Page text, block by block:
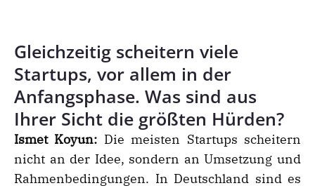
Gleichzeitig scheitern viele
Startups, vor allem in der
Anfangsphase. Was sind aus
Ihrer Sicht die größten Hürden?
Ismet Koyun: Die meisten Startups scheitern
nicht an der Idee, sondern an Umsetzung und
Rahmenbedingungen. In Deutschland sind es